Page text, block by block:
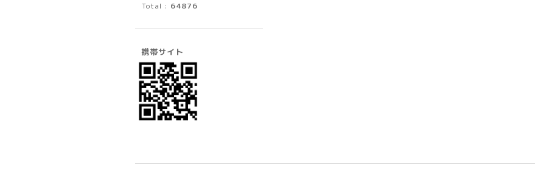
Total : 64876
携帯サイト